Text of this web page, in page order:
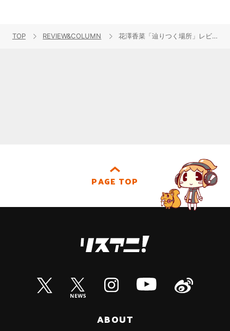
TOP REVIEW&COLUMN 花澤香菜「辿りつく場所」レビュー
PAGE TOP
ABOUT